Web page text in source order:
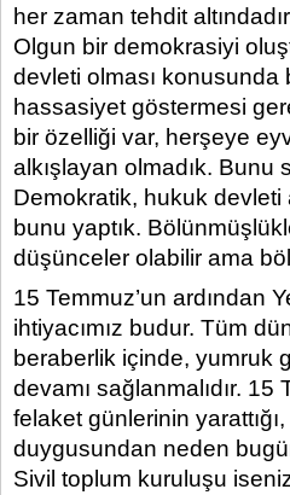
her zaman tehdit
Olgun bir demokrasiyi
devleti olması konusunda
hassasiyet göstermesi
bir özelliği var, herşeye
alkışlayan olmadık. Bunu
Demokratik, hukuk devleti
bunu yaptık.
düşünceler olabilir ama
15 Temmuz’un ardından
ihtiyacımız budur. Tüm
beraberlik içinde, yumruk
devamı sağlanmalıdır.
felaket günlerinin
duygusundan neden
Sivil toplum kuruluşu